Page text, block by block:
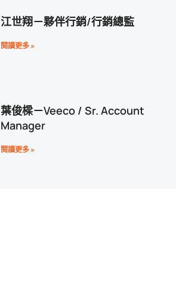
江世翔－夥伴行銷/行銷總監
閱讀更多 »
葉俊樑－Veeco / Sr. Account
Manager
閱讀更多 »